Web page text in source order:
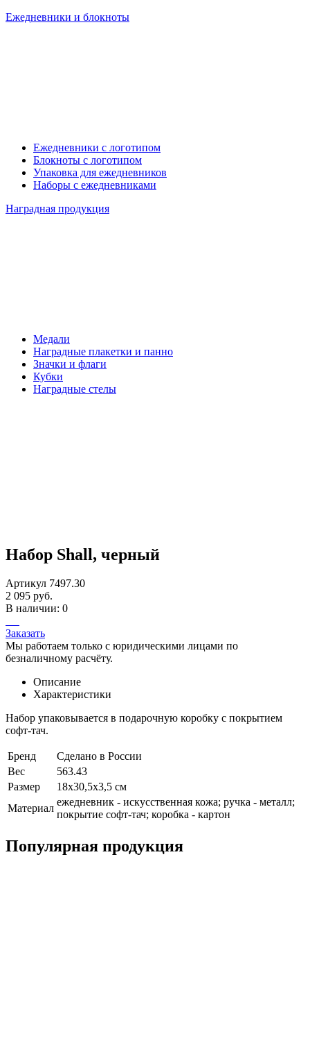
Ежедневники и блокноты
Ежедневники с логотипом
Блокноты с логотипом
Упаковка для ежедневников
Наборы с ежедневниками
Наградная продукция
Медали
Наградные плакетки и панно
Значки и флаги
Кубки
Наградные стелы
Набор Shall, черный
Артикул 7497.30
2 095 руб.
В наличии: 0
Заказать
Мы работаем только с юридическими лицами по
безналичному расчёту.
Описание
Характеристики
Набор упаковывается в подарочную коробку с покрытием
софт-тач.
Бренд
Сделано в России
Вес
563.43
Размер
18х30,5х3,5 см
Материал
ежедневник - искусственная кожа; ручка - металл;
покрытие софт-тач; коробка - картон
Популярная продукция